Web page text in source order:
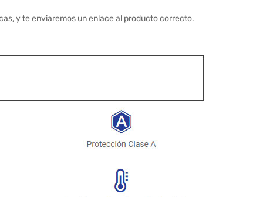
y te enviaremos un enlace al producto correcto.